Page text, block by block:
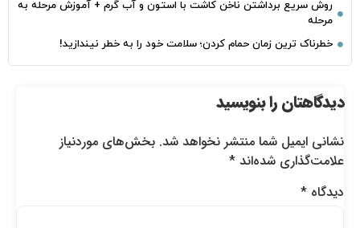
روش سریع برداشتن ناخن کاشت با استون و آب گرم + آموزش مرحله به
مرحله
خطرناک‌ ترین زمان‌ حمام کردن؛ سلامت خود را به خطر نیندازید!
دیدگاهتان را بنویسید
نشانی ایمیل شما منتشر نخواهد شد. بخش‌های موردنیاز
علامت‌گذاری شده‌اند*
دیدگاه*